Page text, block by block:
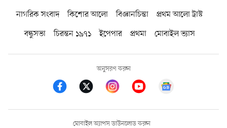
নাগরিক সংবাদ কিশোর আলো বিজ্ঞানচিন্তা
প্রথম আলো ট্রাস্ট
বন্ধুসভা
চিরন্তন ১৯৭১ ইপেপার প্রথমা মোবাইল ভ্যাস
অনুসরণ করুন
মোবাইল অ্যাপস ডাউনলোড করুন